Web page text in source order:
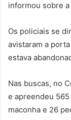
informou sobre a
Os policiais se
avistaram a
estava
Nas buscas, no
e apreendeu
maconha e 26